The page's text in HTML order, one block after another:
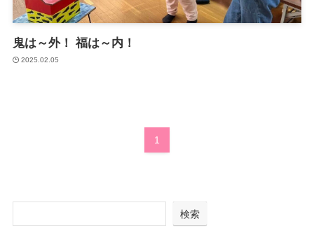
鬼は～外！ 福は～内！
2025.02.05
1
検索